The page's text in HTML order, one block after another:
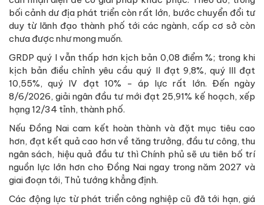
bối cảnh dư địa phát triển còn rất lớn, bước chuyển đổi tư
duy từ lãnh đạo thành phố tới các ngành, cấp cơ sở còn
chưa được như mong muốn.
GRDP quý I vẫn thấp hơn kịch bản 0,08 điểm %; trong khi
kịch bản điều chỉnh yêu cầu quý II đạt 9,8%, quý III đạt
10,55%, quý IV đạt 10% - áp lực rất lớn. Đến ngày
8/6/2026, giải ngân đầu tư mới đạt 25,91% kế hoạch, xếp
hạng 12/34 tỉnh, thành phố.
Nếu Đồng Nai cam kết hoàn thành và đặt mục tiêu cao
hơn, đạt kết quả cao hơn về tăng trưởng, đầu tư công, thu
ngân sách, hiệu quả đầu tư thì Chính phủ sẽ ưu tiên bố trí
nguồn lực lớn hơn cho Đồng Nai ngay trong năm 2027 và
giai đoạn tới, Thủ tướng khẳng định.
Các động lực từ phát triển công nghiệp cũ đã tới hạn, giá